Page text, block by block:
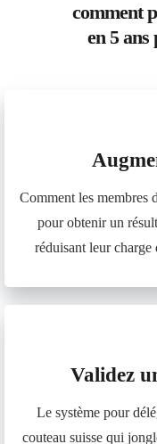
comment
en 5 ans
Comment les membres
pour obtenir un
réduisant leur
Validez
Le système pour
couteau suisse qui